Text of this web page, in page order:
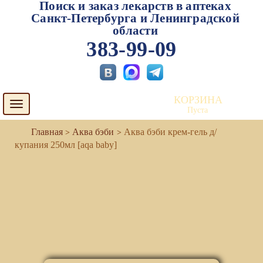
Поиск и заказ лекарств в аптеках
Санкт-Петербурга и Ленинградской
области
383-99-09
Toggle
navigation
КОРЗИНА
Пуста
Аква бэби
Аква бэби крем-гель д/
купания 250мл [aqa baby]